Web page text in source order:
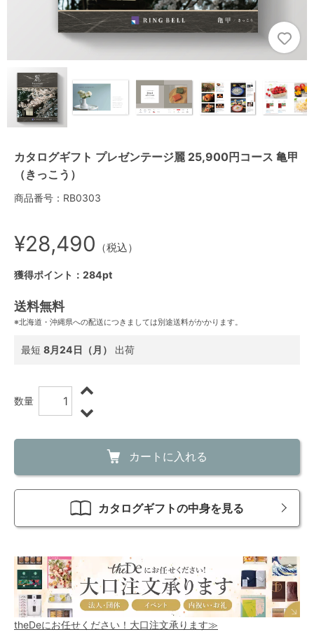
カタログギフト プレゼンテージ麗 25,900円コース 亀甲
（きっこう）
商品番号：RB0303
¥28,490 （税込）
獲得ポイント：284pt
送料無料
※北海道・沖縄県への配送につきましては別途送料がかかります。
最短 8月24日（月） 出荷
数量
カートに入れる
カタログギフトの中身を見る
theDeにお任せください！大口注文承ります≫